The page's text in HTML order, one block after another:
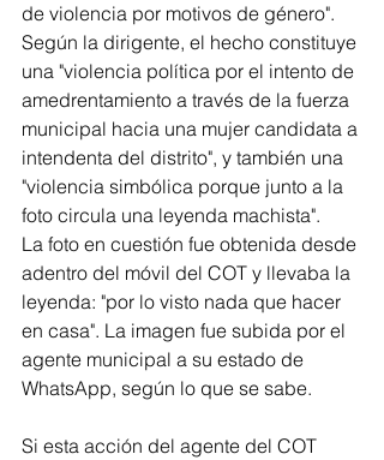
de violencia por motivos de género".
Según la dirigente, el hecho constituye
una "violencia política por el intento de
amedrentamiento a través de la fuerza
municipal hacia una mujer candidata a
intendenta del distrito", y también una
"violencia simbólica porque junto a la
foto circula una leyenda machista".
La foto en cuestión fue obtenida desde
adentro del móvil del COT y llevaba la
leyenda: "por lo visto nada que hacer
en casa". La imagen fue subida por el
agente municipal a su estado de
WhatsApp, según lo que se sabe.
Si esta acción del agente del COT